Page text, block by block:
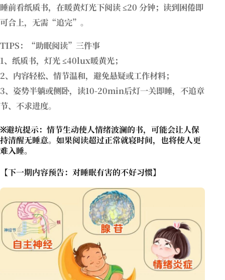
睡前看纸质书，在暖黄灯光下阅读 ≤20 分钟；读到困倦即
可合上，无需“追完”。
TIPS：“助眠阅读”三件事
1、纸质书，灯光 ≤40lux暖黄光；
2、内容轻松、情节温和，避免悬疑或工作材料；
3、姿势半躺或侧卧，读10-20min后灯一关即睡，不追章
节、不求进度。
※避坑提示：情节生动使人情绪波澜的书，可能会让人保
持清醒无睡意。如果阅读超过正常就寝时间，也将使人更
难入睡。
【下一期内容预告：对睡眠有害的不好习惯】